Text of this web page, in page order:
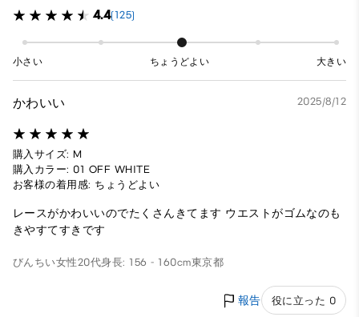
4.4(125)
小さい ちょうどよい 大きい
かわいい 2025/8/12
購入サイズ: M
購入カラー: 01 OFF WHITE
お客様の着用感: ちょうどよい
レースがかわいいのでたくさんきてます ウエストがゴムなのも
きやすてすきです
びんちい女性20代身長: 156 - 160cm東京都
報告 役に立った 0